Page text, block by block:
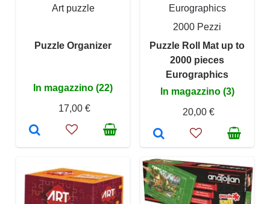
Art puzzle
Puzzle Organizer
In magazzino (22)
17,00 €
Eurographics
2000 Pezzi
Puzzle Roll Mat up to
2000 pieces
Eurographics
In magazzino (3)
20,00 €